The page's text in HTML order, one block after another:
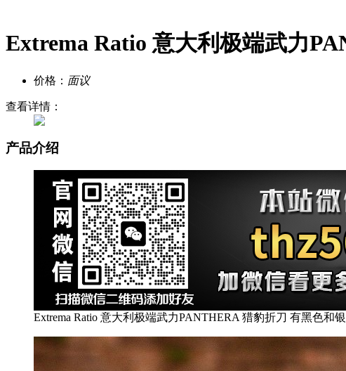
Extrema Ratio 意大利极端武力
价格： 面议
查看详情：
产品介绍
Extrema Ratio 意大利极端武力PANTHERA 猎豹折刀 有黑色和